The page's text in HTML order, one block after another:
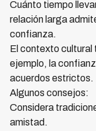
Cuánto tiempo
relación larga
confianza.
El contexto cultural
ejemplo, la
acuerdos estrictos.
Algunos consejos:
Considera
amistad.